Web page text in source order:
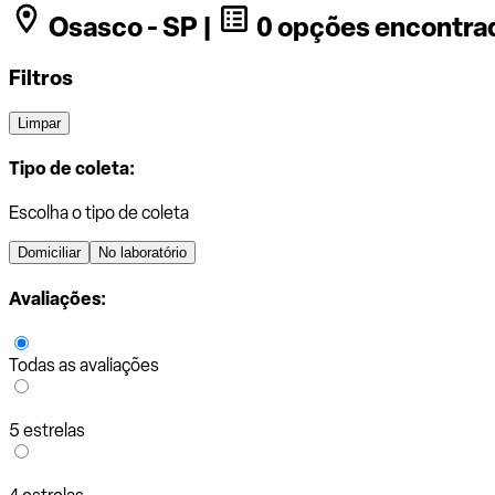
Osasco - SP | 0 opções
Filtros
Limpar
Tipo de coleta:
Escolha o tipo de coleta
Domiciliar No laboratório
Avaliações:
Todas as avaliações
5 estrelas